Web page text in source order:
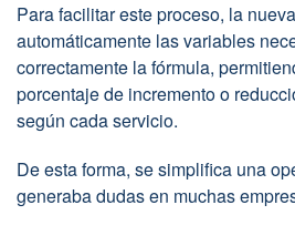
Para facilitar este proceso, la
automáticamente las variables
correctamente la fórmula,
porcentaje de incremento o
según cada servicio.
De esta forma, se simplifica una
generaba dudas en muchas